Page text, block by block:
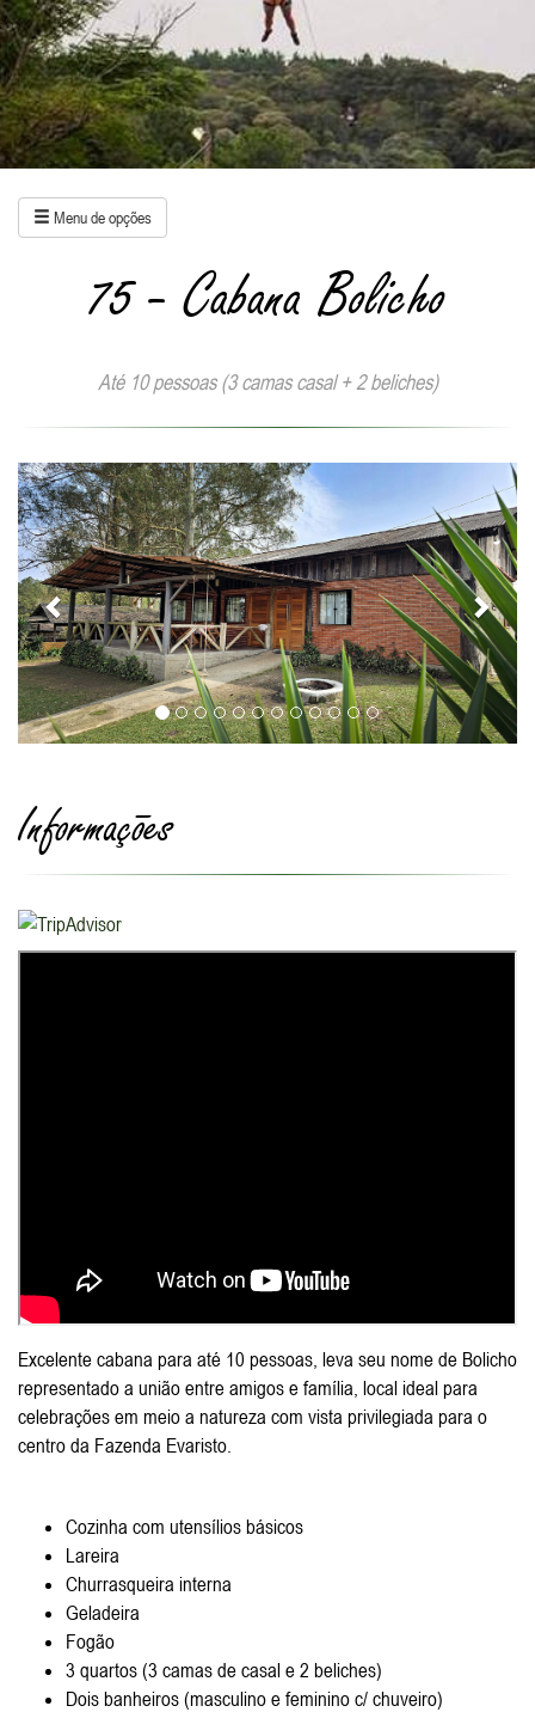
Menu de opções
75 - Cabana Bolicho
Até 10 pessoas (3 camas casal + 2 beliches)
Anterior
Informações
Excelente cabana para até 10 pessoas, leva seu nome de Bolicho
representado a união entre amigos e família, local ideal para
celebrações em meio a natureza com vista privilegiada para o
centro da Fazenda Evaristo.
Cozinha com utensílios básicos
Lareira
Churrasqueira interna
Geladeira
Fogão
3 quartos (3 camas de casal e 2 beliches)
Dois banheiros (masculino e feminino c/ chuveiro)